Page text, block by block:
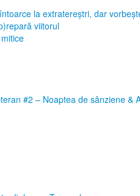
la extratereștri, dar
viitorul
#2 – Noaptea de sânziene &